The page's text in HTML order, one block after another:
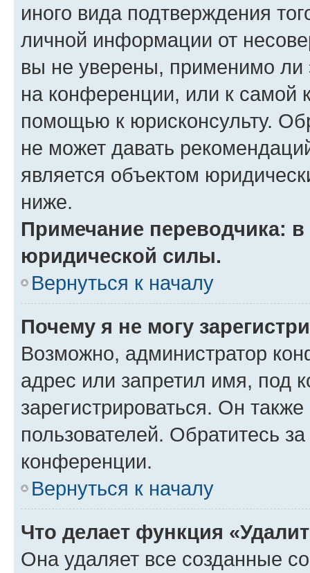
иного вида подтверждения
личной информации от
вы не уверены, применимо ли
на конференции, или к самой
помощью к юрисконсульту.
не может давать
является объектом
ниже.
Примечание переводчика:
юридической силы.
Вернуться к началу
Почему я не могу
Возможно, администратор
адрес или запретил имя, под
зарегистрироваться. Он
пользователей. Обратитесь
конференции.
Вернуться к началу
Что делает функция
Она удаляет все созданные